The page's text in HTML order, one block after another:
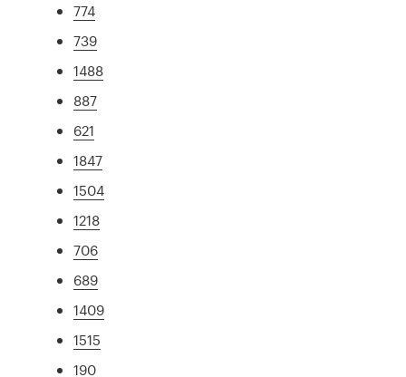
774
739
1488
887
621
1847
1504
1218
706
689
1409
1515
190